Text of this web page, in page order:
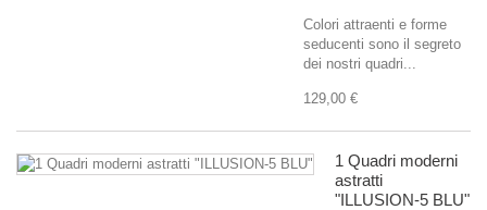
Colori attraenti e forme
seducenti sono il segreto
dei nostri quadri...
129,00 €
1 Quadri moderni
astratti
"ILLUSION-5 BLU"